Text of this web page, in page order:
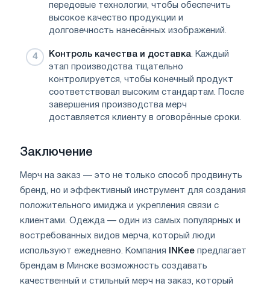
передовые технологии, чтобы обеспечить
высокое качество продукции и
долговечность нанесённых изображений.
Контроль качества и доставка . Каждый
этап производства тщательно
контролируется, чтобы конечный продукт
соответствовал высоким стандартам. После
завершения производства мерч
доставляется клиенту в оговорённые сроки.
Заключение
Мерч на заказ — это не только способ продвинуть
бренд, но и эффективный инструмент для создания
положительного имиджа и укрепления связи с
клиентами. Одежда — один из самых популярных и
востребованных видов мерча, который люди
используют ежедневно. Компания
INKee предлагает
брендам в Минске возможность создавать
качественный и стильный мерч на заказ, который